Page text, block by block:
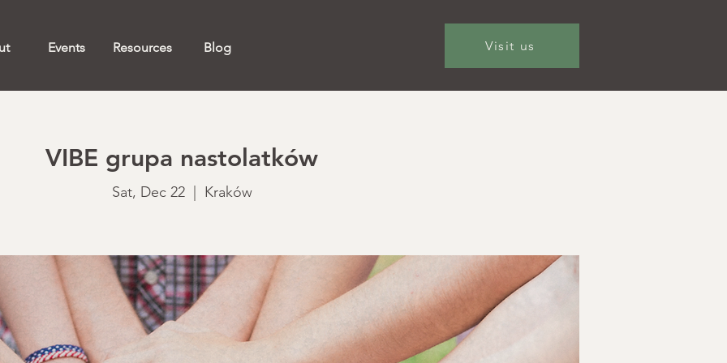
Events Resources Blog Visit us
VIBE grupa nastolatków
Sat, Dec 22
  |
Kraków